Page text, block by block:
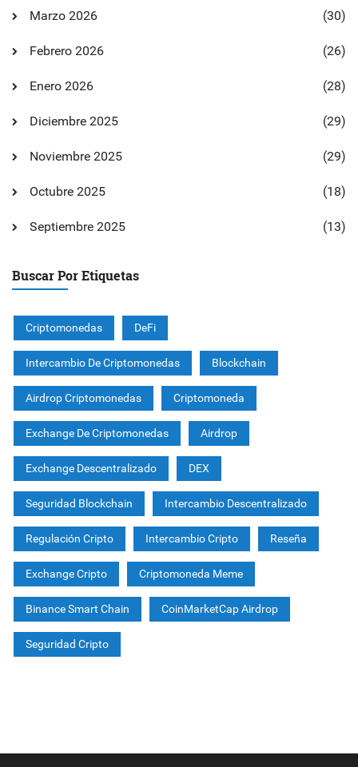
Marzo 2026 (30)
Febrero 2026 (26)
Enero 2026 (28)
Diciembre 2025 (29)
Noviembre 2025 (29)
Octubre 2025 (18)
Septiembre 2025 (13)
Buscar Por Etiquetas
Criptomonedas DeFi
Intercambio De Criptomonedas Blockchain
Airdrop Criptomonedas Criptomoneda
Exchange De Criptomonedas Airdrop
Exchange Descentralizado DEX
Seguridad Blockchain Intercambio Descentralizado
Regulación Cripto Intercambio Cripto Reseña
Exchange Cripto Criptomoneda Meme
Binance Smart Chain CoinMarketCap Airdrop
Seguridad Cripto